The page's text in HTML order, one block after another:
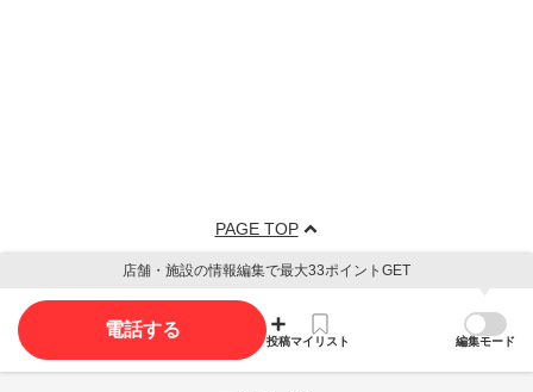
PAGE TOP
店舗・施設の情報編集で最大33ポイントGET
電話する
投稿マイリスト 編集モード